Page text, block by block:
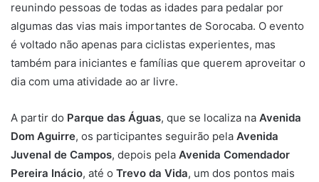
reunindo pessoas de todas as idades para pedalar por
algumas das vias mais importantes de Sorocaba. O evento
é voltado não apenas para ciclistas experientes, mas
também para iniciantes e famílias que querem aproveitar o
dia com uma atividade ao ar livre.
A partir do Parque das Águas, que se localiza na Avenida
Dom Aguirre, os participantes seguirão pela Avenida
Juvenal de Campos, depois pela Avenida Comendador
Pereira Inácio, até o Trevo da Vida, um dos pontos mais